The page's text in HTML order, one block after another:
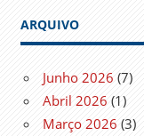
ARQUIVO
Junho 2026 (7)
Abril 2026 (1)
Março 2026 (3)